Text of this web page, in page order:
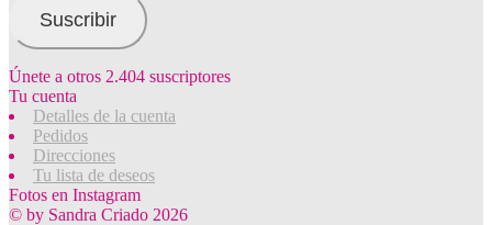
electrónico
Suscribir
Únete a otros 2.404 suscriptores
Tu cuenta
Detalles de la cuenta
Pedidos
Direcciones
Tu lista de deseos
Fotos en Instagram
© by Sandra Criado 2026